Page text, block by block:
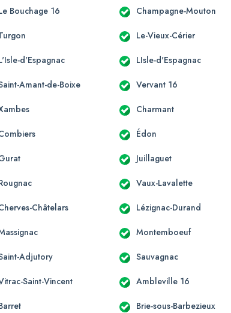
Bouchage 16 Champagne-Mouton
Le-Vieux-Cérier
d'Espagnac LIsle-d'Espagnac
Amant-de-Boixe Vervant 16
Charmant
Édon
Juillaguet
Vaux-Lavalette
Châtelars Lézignac-Durand
Montemboeuf
Adjutory Sauvagnac
Saint-Vincent Ambleville 16
Brie-sous-Barbezieux